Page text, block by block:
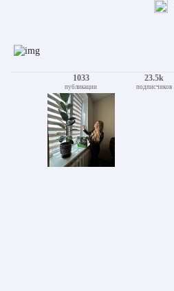
1033
публикации
23.5k
подписчиков